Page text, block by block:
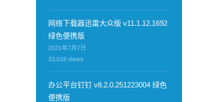
网络下载器迅雷大众版 v11.1.12.1692
绿色便携版
2021年7月7日
33,016 views
办公平台钉钉 v8.2.0.251223004 绿色
便携版